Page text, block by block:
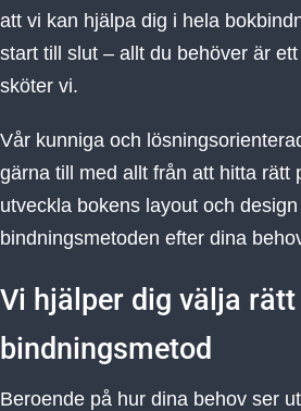
att vi kan hjälpa dig i hela
start till slut – allt du behöver är
sköter vi.
Vår kunniga och
gärna till med allt från att hitta rätt
utveckla bokens layout och
bindningsmetoden efter dina
Vi hjälper dig välja rätt
bindningsmetod
Beroende på hur dina behov ser